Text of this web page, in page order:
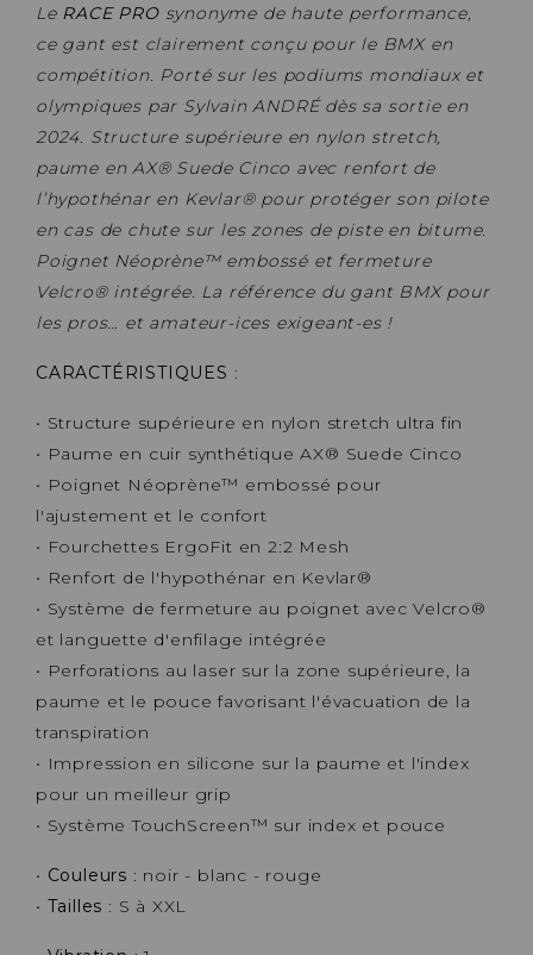
Le RACE PROsynonyme de haute performance,
ce gant est clairement conçu pour le BMX en
compétition. Porté sur les podiums mondiaux et
olympiques par Sylvain ANDRÉ dès sa sortie en
2024. Structure supérieure en nylon stretch,
paume en AX® Suede Cinco avec renfort de
l’hypothénar en Kevlar® pour protéger son pilote
en cas de chute sur les zones de piste en bitume.
Poignet Néoprène™ embossé et fermeture
Velcro® intégrée. La référence du gant BMX pour
les pros… et amateur-ices exigeant-es !
CARACTÉRISTIQUES :
• Structure supérieure en nylon stretch ultra fin
• Paume en cuir synthétique AX® Suede Cinco
• Poignet Néoprène™ embossé pour
l'ajustement et le confort
• Fourchettes ErgoFit en 2:2 Mesh
• Renfort de l'hypothénar en Kevlar®
• Système de fermeture au poignet avec Velcro®
et languette d'enfilage intégrée
• Perforations au laser sur la zone supérieure, la
paume et le pouce favorisant l'évacuation de la
transpiration
• Impression en silicone sur la paume et l'index
pour un meilleur grip
• Système TouchScreen™ sur index et pouce
• Couleurs : noir - blanc - rouge
• Tailles : S à XXL